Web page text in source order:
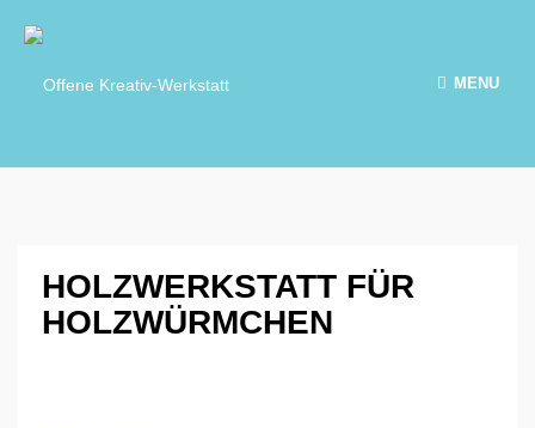
MENU
HOLZWERKSTATT FÜR
HOLZWÜRMCHEN